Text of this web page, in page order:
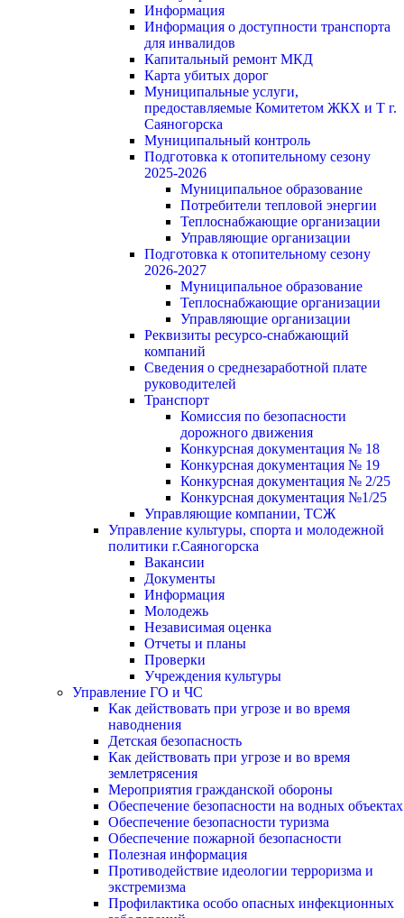
Информация
Информация о доступности транспорта
для инвалидов
Капитальный ремонт МКД
Карта убитых дорог
Муниципальные услуги,
предоставляемые Комитетом ЖКХ и Т г.
Саяногорска
Муниципальный контроль
Подготовка к отопительному сезону
2025-2026
Муниципальное образование
Потребители тепловой энергии
Теплоснабжающие организации
Управляющие организации
Подготовка к отопительному сезону
2026-2027
Муниципальное образование
Теплоснабжающие организации
Управляющие организации
Реквизиты ресурсо-снабжающий
компаний
Сведения о среднезаработной плате
руководителей
Транспорт
Комиссия по безопасности
дорожного движения
Конкурсная документация № 18
Конкурсная документация № 19
Конкурсная документация № 2/25
Конкурсная документация №1/25
Управляющие компании, ТСЖ
Управление культуры, спорта и молодежной
политики г.Саяногорска
Вакансии
Документы
Информация
Молодежь
Независимая оценка
Отчеты и планы
Проверки
Учреждения культуры
Управление ГО и ЧС
Как действовать при угрозе и во время
наводнения
Детская безопасность
Как действовать при угрозе и во время
землетрясения
Мероприятия гражданской обороны
Обеспечение безопасности на водных объектах
Обеспечение безопасности туризма
Обеспечение пожарной безопасности
Полезная информация
Противодействие идеологии терроризма и
экстремизма
Профилактика особо опасных инфекционных